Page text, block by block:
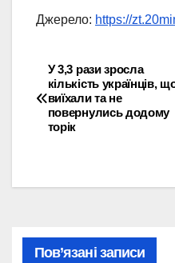
Джерело: https://
Навігація
записів
У 3,3 рази зросла
кількість українців,
виїхали та не
повернулись додому
торік
Пов’язані записи